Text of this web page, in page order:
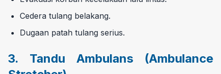
Cedera tulang belakang.
Dugaan patah tulang serius.
3. Tandu Ambulans (Ambulance